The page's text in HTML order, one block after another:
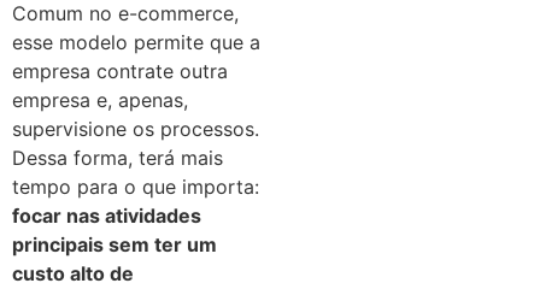
Comum no e-commerce,
esse modelo permite que a
empresa contrate outra
empresa e, apenas,
supervisione os processos.
Dessa forma, terá mais
tempo para o que importa:
focar nas atividades
principais sem ter um
custo alto de